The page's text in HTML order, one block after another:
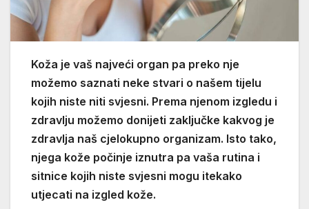
Koža je vaš najveći organ pa preko nje
možemo saznati neke stvari o našem tijelu
kojih niste niti svjesni. Prema njenom izgledu i
zdravlju možemo donijeti zaključke kakvog je
zdravlja naš cjelokupno organizam. Isto tako,
njega kože počinje iznutra pa vaša rutina i
sitnice kojih niste svjesni mogu itekako
utjecati na izgled kože.